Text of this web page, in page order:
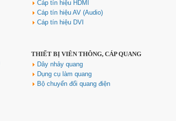
Hub USB Type C Groovy Robot
Uno 6 in 1 ra USB-C, USB-A 3.2,
HDMI 4K@60Hz, Sạc PD 100W
Ugreen 35998
Giá: 650,000 VNĐ
Cáp tín hiệu HDMI
Cáp tín hiệu AV (Audio)
Cáp tín hiệu DVI
THIẾT BỊ VIỄN THÔNG, CÁP QUANG
Dây nhảy quang
Dụng cụ làm quang
Bộ chuyển đổi quang điện